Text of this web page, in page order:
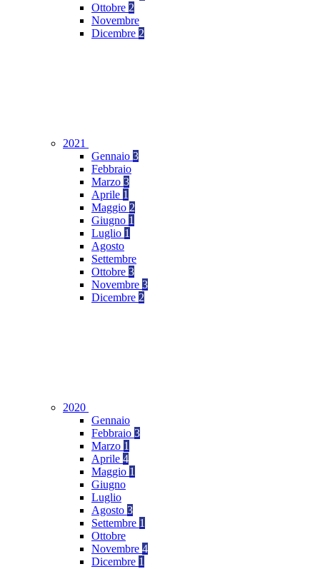
Ottobre 2
Novembre
Dicembre 2
2021
Gennaio 3
Febbraio
Marzo 3
Aprile 1
Maggio 2
Giugno 1
Luglio 1
Agosto
Settembre
Ottobre 3
Novembre 3
Dicembre 2
2020
Gennaio
Febbraio 3
Marzo 1
Aprile 4
Maggio 1
Giugno
Luglio
Agosto 3
Settembre 1
Ottobre
Novembre 4
Dicembre 1